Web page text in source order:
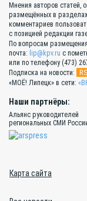
Мнения авторов статей,
размещённых в
комментариев
с позицией редакции
По вопросам
почта: lip@kpv.ru с
или по телефону (473)
Подписка на новости:
«МОЁ! Липецк» в сети:
Наши партнёры:
Альянс руководителей
региональных СМИ
Карта сайта